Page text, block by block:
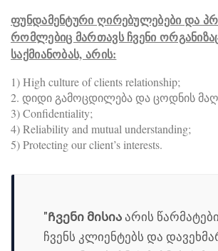
ფუნდამენტური ღირებულებები და
რომლებიც მართავს ჩვენი
საქმიანობას, არის:
1) High culture of clients relationship;
2. დიდი გამოცდილება და ცოდნის
3) Confidentiality;
4) Reliability and mutual understanding;
5) Protecting our client’s interests.
"Ჩვენი მისია არის
ჩვენს კლიენტებს და